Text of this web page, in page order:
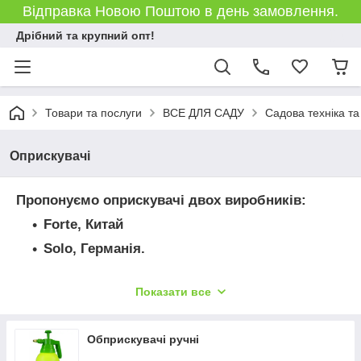
Відправка Новою Поштою в день замовлення.
Дрібний та крупний опт!
Товари та послуги ВСЕ ДЛЯ САДУ Садова техніка
Оприскувачі
Пропонуємо оприскувачі двох виробників:
Forte, Китай
Solo, Германія.
Показати все
Обприскувачі ручні